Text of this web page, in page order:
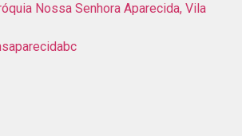
Nossa Senhora Aparecida, Vila